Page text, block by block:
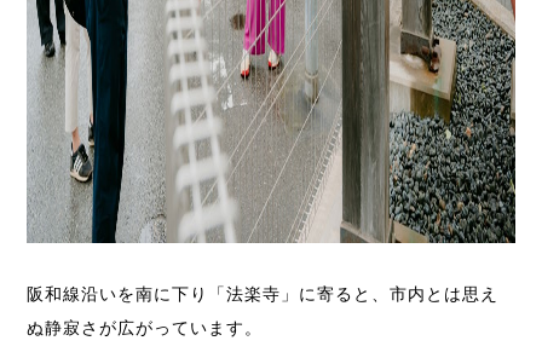
阪和線沿いを南に下り「法楽寺」に寄ると、市内とは思え
ぬ静寂さが広がっています。